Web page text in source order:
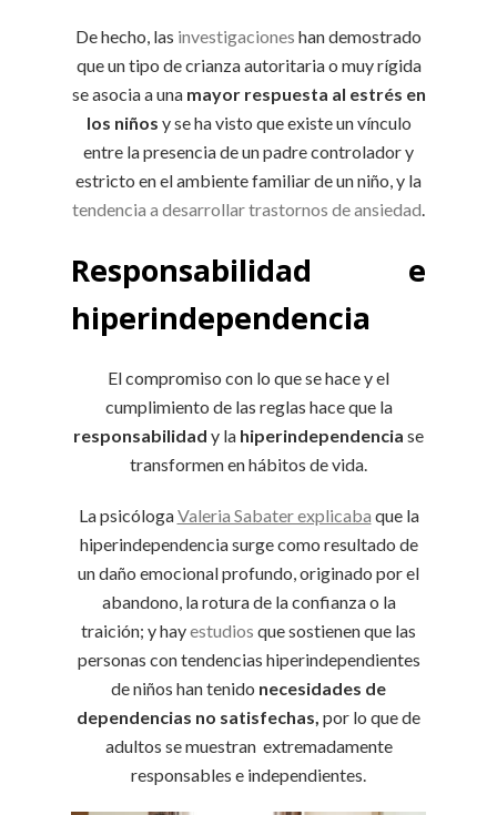
De hecho, las investigaciones han demostrado
que un tipo de crianza autoritaria o muy rígida
se asocia a una mayor respuesta al estrés en
los niños y se ha visto que existe un vínculo
entre la presencia de un padre controlador y
estricto en el ambiente familiar de un niño, y la
tendencia a desarrollar trastornos de ansiedad.
Responsabilidad e
hiperindependencia
El compromiso con lo que se hace y el
cumplimiento de las reglas hace que la
responsabilidad y la hiperindependencia se
transformen en hábitos de vida.
La psicólogaValeria Sabater explicaba que la
hiperindependencia surge como resultado de
un daño emocional profundo, originado por el
abandono, la rotura de la confianza o la
traición; y hayestudios que sostienen que las
personas con tendencias hiperindependientes
de niños han tenido necesidades de
dependencias no satisfechas, por lo que de
adultos se muestran extremadamente
responsables e independientes.